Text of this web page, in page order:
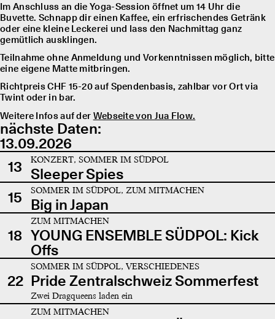
Im Anschluss an die Yoga-Session öffnet um 14 Uhr die
Buvette. Schnapp dir einen Kaffee, ein erfrischendes Getränk
oder eine kleine Leckerei und lass den Nachmittag ganz
gemütlich ausklingen.
Teilnahme ohne Anmeldung und Vorkenntnissen möglich, bitte
eine eigene Matte mitbringen.
Richtpreis CHF 15-20 auf Spendenbasis, zahlbar vor Ort via
Twint oder in bar.
Weitere Infos auf der Webseite von Jua Flow.
nächste Daten:
13.09.2026
13
KONZERT, SOMMER IM SÜDPOL
Sleeper Spies
15
SOMMER IM SÜDPOL, ZUM MITMACHEN
Big in Japan
18
ZUM MITMACHEN
YOUNG ENSEMBLE SÜDPOL: Kick
Offs
22
SOMMER IM SÜDPOL, VERSCHIEDENES
Pride Zentralschweiz Sommerfest
Zwei Dragqueens laden ein
ZUM MITMACHEN